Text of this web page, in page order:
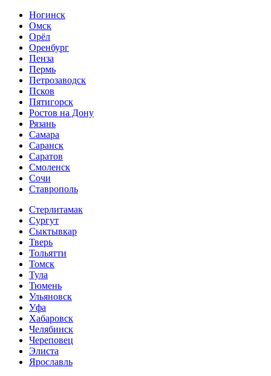
Ногинск
Омск
Орёл
Оренбург
Пенза
Пермь
Петрозаводск
Псков
Пятигорск
Ростов на Дону
Рязань
Самара
Саранск
Саратов
Смоленск
Сочи
Ставрополь
Стерлитамак
Сургут
Сыктывкар
Тверь
Тольятти
Томск
Тула
Тюмень
Ульяновск
Уфа
Хабаровск
Челябинск
Череповец
Элиста
Ярославль